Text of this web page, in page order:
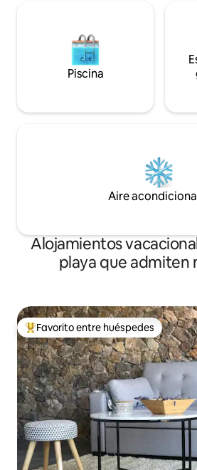
Piscina
Aire
Alojamientos
playa que admiten
Favorito entre huéspedes preferido
Favorito entre huéspedes